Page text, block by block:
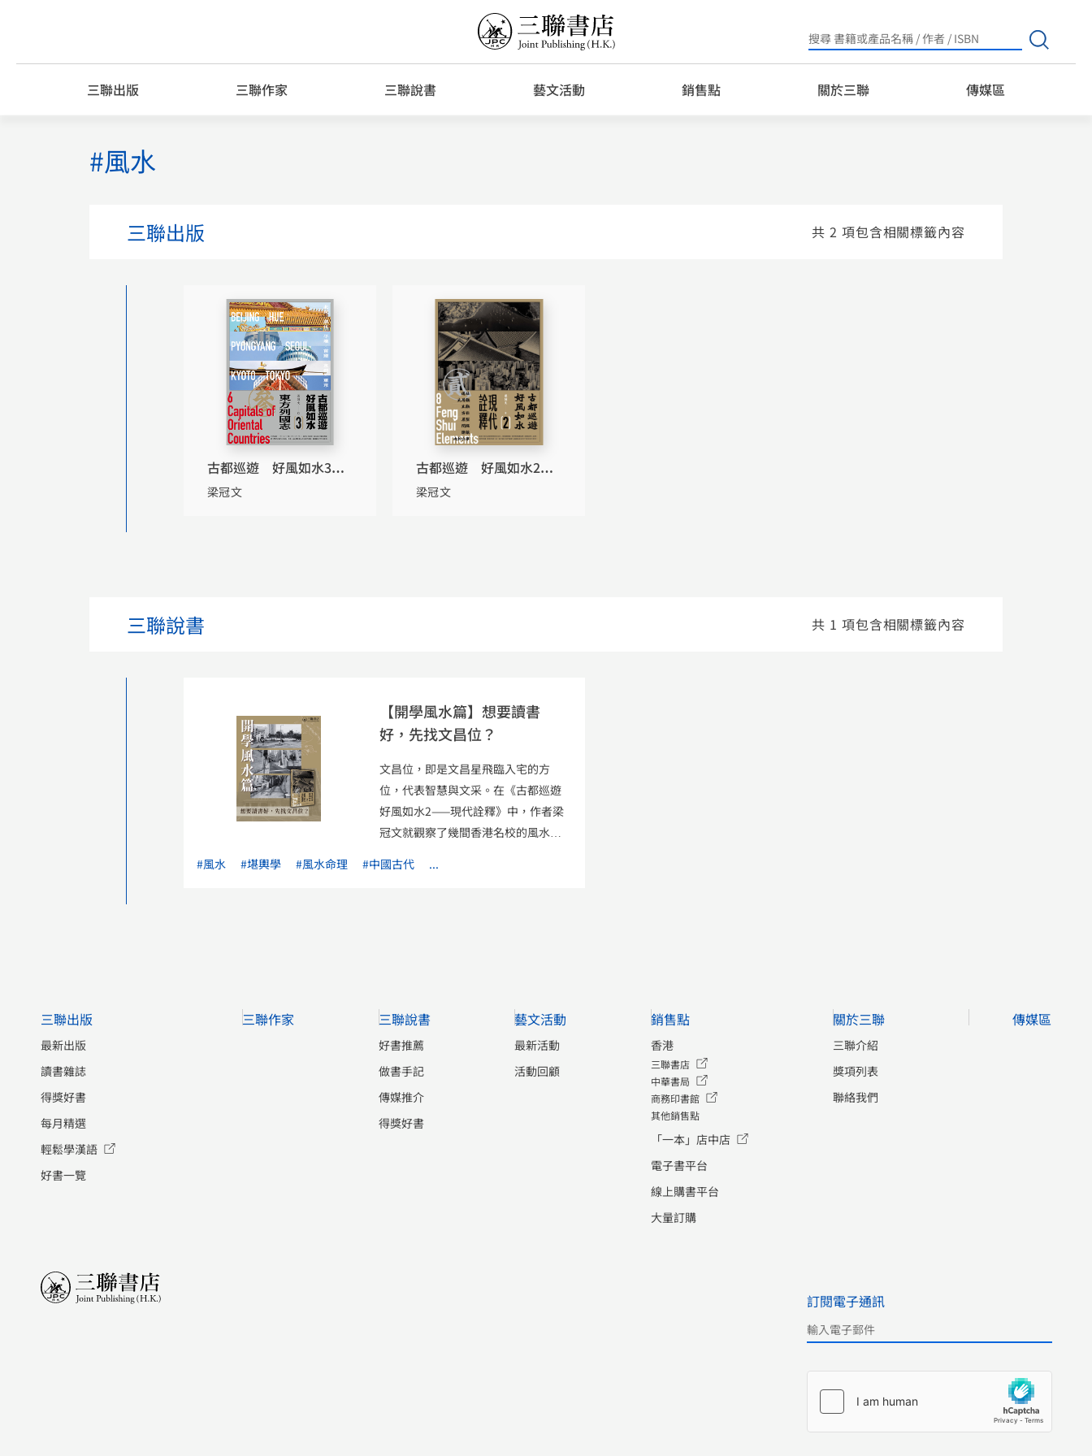
content
Search
for:
三聯出版 三聯作家 三聯說書 藝文活動 銷售點 關於三聯 傳媒區
#風水
三聯出版 共 2 項包含相關標籤內容
古都巡遊 好風如水3——
東方列國志
梁冠文
古都巡遊 好風如水2——
現代詮釋
梁冠文
三聯說書 共 1 項包含相關標籤內容
【開學風水篇】想要讀書
好，先找文昌位？
文昌位，即是文昌星飛臨入宅的方
位，代表智慧與文采。在《古都巡遊
好風如水2——現代詮釋》中，作者梁
冠文就觀察了幾間香港名校的風水大
卻在般咸道和西邊街交界開門，正向
合，連同西邊街四水交融，令英皇書
院門前文昌氣大盛。 聖保羅男女中學
聖保羅男女中學位於麥當勞道上，麥
上爬的分叉路，並與歌老打路相交滙
合。一條行人小徑如果人跡罕至，風
#風水 #堪輿學 #風水命理 #中國古代 ...
三聯出版
最新出版
讀書雜誌
得獎好書
每月精選
輕鬆學漢語
好書一覽
三聯作家 三聯說書
好書推薦
做書手記
傳媒推介
得獎好書
藝文活動
最新活動
活動回顧
銷售點
香港
三聯書店
中華書局
商務印書館
其他銷售點
「一本」店中店
電子書平台
線上購書平台
大量訂購
關於三聯
三聯介紹
獎項列表
聯絡我們
傳媒區
訂閱電子通訊